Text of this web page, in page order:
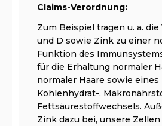
Claims-Verordnung:
Zum Beispiel tragen u. a. die
und D sowie Zink zu einer
Funktion des
für die Erhaltung normaler
normaler Haare sowie eines
Kohlenhydrat-,
Fettsäurestoffwechsels.
Zink dazu bei, unsere